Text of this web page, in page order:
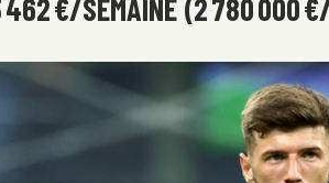
462 €/SEMAINE (2 780 000